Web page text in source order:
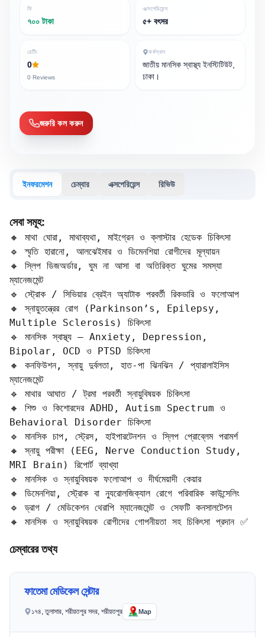
ফি
৭০০ টাকা
এক্সপেরিয়েন্স
৫+ বৎসর
রেটিং
0
0 Reviews
কর্মস্থল
জাতীয় মানসিক স্বাস্থ্য ইনস্টিটিউট,
ঢাকা।
জরুরি কল করুন
ইনফরমেশন চেম্বার এক্সপেরিয়েন্স রিভিউ
সেবা সমূহ:
🔸 মাথা ঘোরা, মাথাব্যথা, মাইগ্রেন ও ক্লাস্টার হেডেক চিকিৎসা
🔹 স্মৃতি হারানো, আলঝেইমার ও ডিমেনশিয়া রোগীদের মূল্যায়ন
🔸 স্লিপ ডিজঅর্ডার, ঘুম না আসা বা অতিরিক্ত ঘুমের সমস্যা
ম্যানেজমেন্ট
🔹 স্ট্রোক / সিভিয়ার ব্রেইন অ্যাটাক পরবর্তী রিকভারি ও ফলোআপ
🔸 স্নায়ুতন্ত্রের রোগ (Parkinson’s, Epilepsy,
Multiple Sclerosis) চিকিৎসা
🔹 মানসিক স্বাস্থ্য — Anxiety, Depression,
Bipolar, OCD ও PTSD চিকিৎসা
🔸 কনফিউশন, স্নায়ু দুর্বলতা, হাত-পা ঝিনঝিন / প্যারালাইসিস
ম্যানেজমেন্ট
🔹 মাথার আঘাত / ট্রমা পরবর্তী স্নায়ুবিষয়ক চিকিৎসা
🔸 শিশু ও কিশোরদের ADHD, Autism Spectrum ও
Behavioral Disorder চিকিৎসা
🔹 মানসিক চাপ, স্ট্রেস, হাইপারটেনশন ও স্লিপ প্রোব্লেম পরামর্শ
🔸 স্নায়ু পরীক্ষা (EEG, Nerve Conduction Study,
MRI Brain) রিপোর্ট ব্যাখ্যা
🔹 মানসিক ও স্নায়ুবিষয়ক ফলোআপ ও দীর্ঘমেয়াদী কেয়ার
🔸 ডিমেনশিয়া, স্ট্রোক বা ন্যুরোলজিক্যাল রোগে পরিবারিক কাউন্সেলিং
🔹 ড্রাগ / মেডিকেশন থেরাপি ম্যানেজমেন্ট ও সেফটি কনসালটেশন
🔸 মানসিক ও স্নায়ুবিষয়ক রোগীদের গোপনীয়তা সহ চিকিৎসা প্রদান ✅
চেম্বারের তথ্য
ফাতেমা মেডিকেল সেন্টার
১৭৪, তুলাসার, শরীয়তপুর সদর, শরীয়তপুর Map